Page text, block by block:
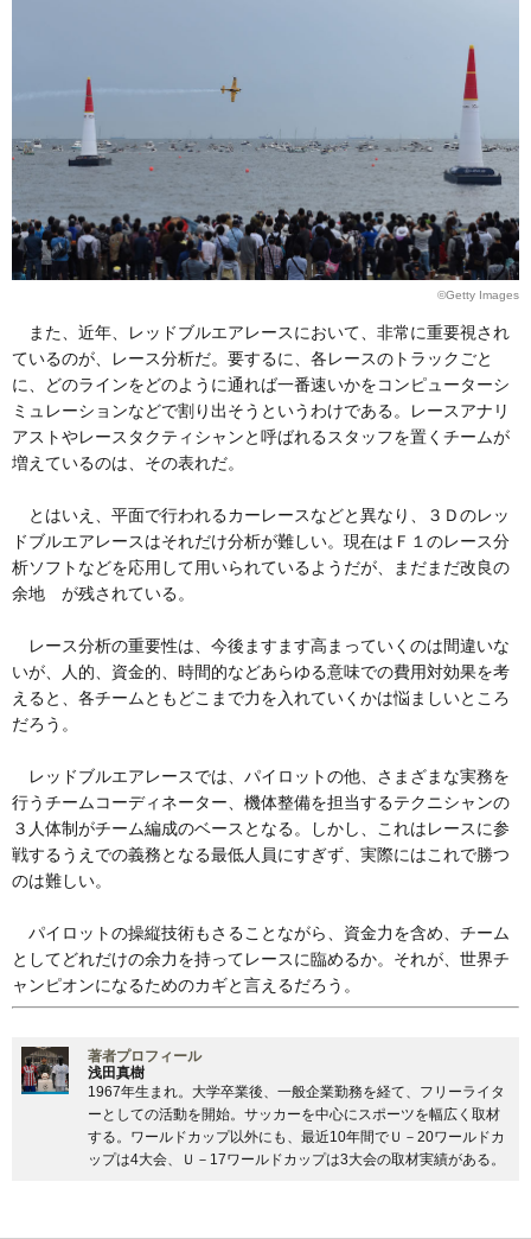
©Getty Images
また、近年、レッドブルエアレースにおいて、非常に重要視され
ているのが、レース分析だ。要するに、各レースのトラックごと
に、どのラインをどのように通れば一番速いかをコンピューターシ
ミュレーションなどで割り出そうというわけである。レースアナリ
アストやレースタクティシャンと呼ばれるスタッフを置くチームが
増えているのは、その表れだ。
とはいえ、平面で行われるカーレースなどと異なり、３Ｄのレッ
ドブルエアレースはそれだけ分析が難しい。現在はＦ１のレース分
析ソフトなどを応用して用いられているようだが、まだまだ改良の
余地 が残されている。
レース分析の重要性は、今後ますます高まっていくのは間違いな
いが、人的、資金的、時間的などあらゆる意味での費用対効果を考
えると、各チームともどこまで力を入れていくかは悩ましいところ
だろう。
レッドブルエアレースでは、パイロットの他、さまざまな実務を
行うチームコーディネーター、機体整備を担当するテクニシャンの
３人体制がチーム編成のベースとなる。しかし、これはレースに参
戦するうえでの義務となる最低人員にすぎず、実際にはこれで勝つ
のは難しい。
パイロットの操縦技術もさることながら、資金力を含め、チーム
としてどれだけの余力を持ってレースに臨めるか。それが、世界チ
ャンピオンになるためのカギと言えるだろう。
著者プロフィール
浅田真樹
1967年生まれ。大学卒業後、一般企業勤務を経て、フリーライタ
ーとしての活動を開始。サッカーを中心にスポーツを幅広く取材
する。ワールドカップ以外にも、最近10年間でＵ－20ワールドカ
ップは4大会、Ｕ－17ワールドカップは3大会の取材実績がある。